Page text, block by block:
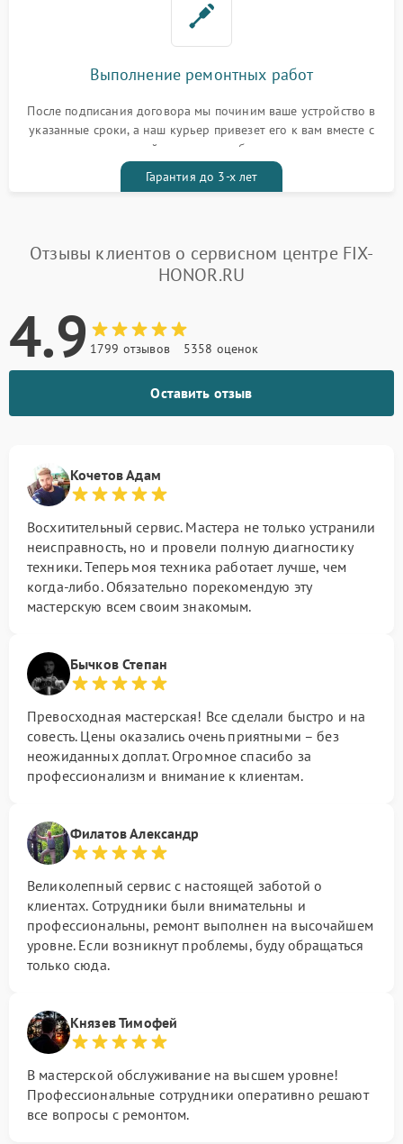
Выполнение ремонтных работ
После подписания договора мы починим ваше устройство в
указанные сроки, а наш курьер привезет его к вам вместе с
гарантийным талоном бесплатно
Гарантия до 3-х лет
Отзывы клиентов о сервисном центре FIX-
HONOR.RU
4.9 1799 отзывов 5358 оценок
Оставить отзыв
Кочетов Адам
Восхитительный сервис. Мастера не только устранили
неисправность, но и провели полную диагностику
техники. Теперь моя техника работает лучше, чем
когда-либо. Обязательно порекомендую эту
мастерскую всем своим знакомым.
Бычков Степан
Превосходная мастерская! Все сделали быстро и на
совесть. Цены оказались очень приятными – без
неожиданных доплат. Огромное спасибо за
профессионализм и внимание к клиентам.
Филатов Александр
Великолепный сервис с настоящей заботой о
клиентах. Сотрудники были внимательны и
профессиональны, ремонт выполнен на высочайшем
уровне. Если возникнут проблемы, буду обращаться
только сюда.
Князев Тимофей
В мастерской обслуживание на высшем уровне!
Профессиональные сотрудники оперативно решают
все вопросы с ремонтом.